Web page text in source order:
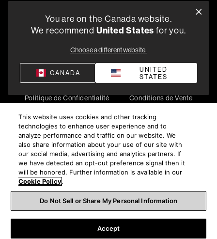
5541 Fermi Court Carlsbad, CA 92008
Politique de Confidentialité
Conditions de Vente
© 2026 Harman International Industries, Incorporated. All
rights reserved.
You are on the Canada website.
We recommend United States for you.
Choose a different website.
CANADA
UNITED
STATES
This website uses cookies and other tracking
technologies to enhance user experience and to
analyze performance and traffic on our website. We
also share information about your use of our site with
our social media, advertising and analytics partners. If
we have detected an opt-out preference signal then it
will be honored. Further information is available in our
Cookie Policy.
Do Not Sell or Share My Personal Information
Accept